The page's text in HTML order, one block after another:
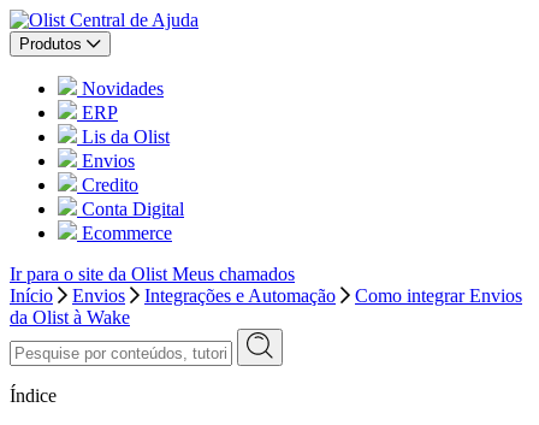
Central de Ajuda
Produtos
Novidades
ERP
Lis da Olist
Envios
Credito
Conta Digital
Ecommerce
Ir para o site da Olist Meus chamados
Início
Envios Integrações e Automação
Como integrar Envios
da Olist à Wake
Índice